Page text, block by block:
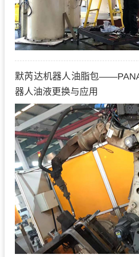
默芮达机器人油脂包
器人油液更换与应用